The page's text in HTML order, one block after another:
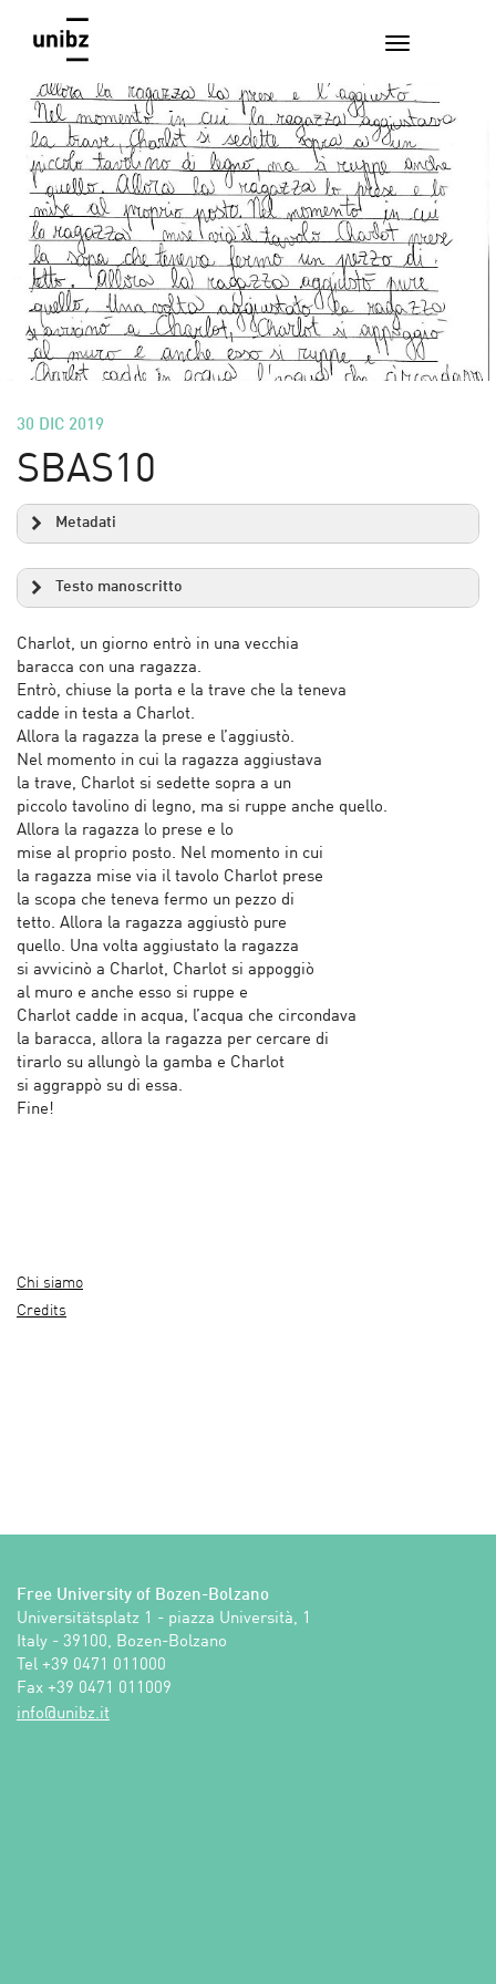
30 DIC 2019
SBAS10
Metadati
Testo manoscritto
Charlot, un giorno entrò in una vecchia
baracca con una ragazza.
Entrò, chiuse la porta e la trave che la teneva
cadde in testa a Charlot.
Allora la ragazza la prese e l’aggiustò.
Nel momento in cui la ragazza aggiustava
la trave, Charlot si sedette sopra a un
piccolo tavolino di legno, ma si ruppe anche quello.
Allora la ragazza lo prese e lo
mise al proprio posto. Nel momento in cui
la ragazza mise via il tavolo Charlot prese
la scopa che teneva fermo un pezzo di
tetto. Allora la ragazza aggiustò pure
quello. Una volta aggiustato la ragazza
si avvicinò a Charlot, Charlot si appoggiò
al muro e anche esso si ruppe e
Charlot cadde in acqua, l’acqua che circondava
la baracca, allora la ragazza per cercare di
tirarlo su allungò la gamba e Charlot
si aggrappò su di essa.
Fine!
Chi siamo
Credits
Free University of Bozen-Bolzano
Universitätsplatz 1 - piazza Università, 1
Italy - 39100, Bozen-Bolzano
Tel +39 0471 011000
Fax +39 0471 011009
ti.zbinu@ofni